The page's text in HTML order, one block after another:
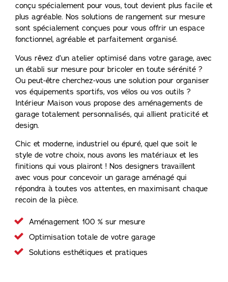
conçu spécialement pour vous, tout devient plus facile et
plus agréable. Nos solutions de rangement sur mesure
sont spécialement conçues pour vous offrir un espace
fonctionnel, agréable et parfaitement organisé.
Vous rêvez d’un atelier optimisé dans votre garage, avec
un établi sur mesure pour bricoler en toute sérénité ?
Ou peut-être cherchez-vous une solution pour organiser
vos équipements sportifs, vos vélos ou vos outils ?
Intérieur Maison vous propose des aménagements de
garage totalement personnalisés, qui allient praticité et
design.
​​Chic et moderne, industriel ou épuré, quel que soit le
style de votre choix, nous avons les matériaux et les
finitions qui vous plairont ! Nos designers travaillent
avec vous pour concevoir un garage aménagé qui
répondra à toutes vos attentes, en maximisant chaque
recoin de la pièce.
Aménagement 100 % sur mesure
Optimisation totale de votre garage
Solutions esthétiques et pratiques